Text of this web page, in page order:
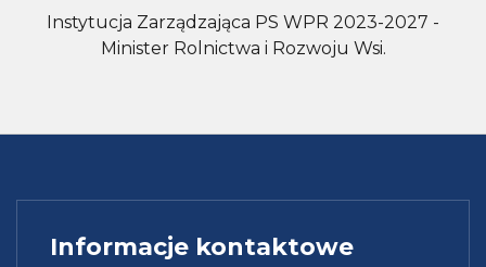
Instytucja Zarządzająca PS WPR 2023-2027 -
Minister Rolnictwa i Rozwoju Wsi.
Informacje kontaktowe